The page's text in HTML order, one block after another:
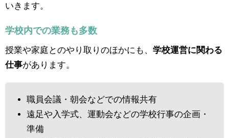
いきます。
学校内での業務も多数
授業や家庭とのやり取りのほかにも、 学校運営に関わる
仕事があります。
職員会議・朝会などでの情報共有
遠足や入学式、運動会などの学校行事の企画・
準備